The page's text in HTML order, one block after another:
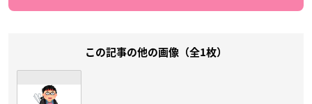
この記事の他の画像（全1枚）